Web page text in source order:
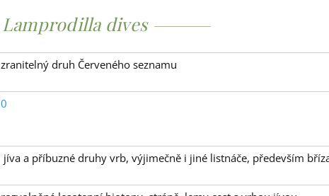
Lamprodilla dives
zranitelný druh Červeného seznamu
0
jíva a příbuzné druhy vrb, výjimečně i jiné listnáče, především